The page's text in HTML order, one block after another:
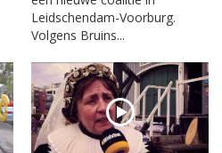
Leidschendam-Voorburg.
Volgens Bruins...